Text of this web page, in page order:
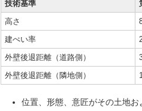
技術基準
高さ
建ぺい率
外壁後退距離（道路側）
外壁後退距離（隣地側）
位置、形態、意匠がその土地お